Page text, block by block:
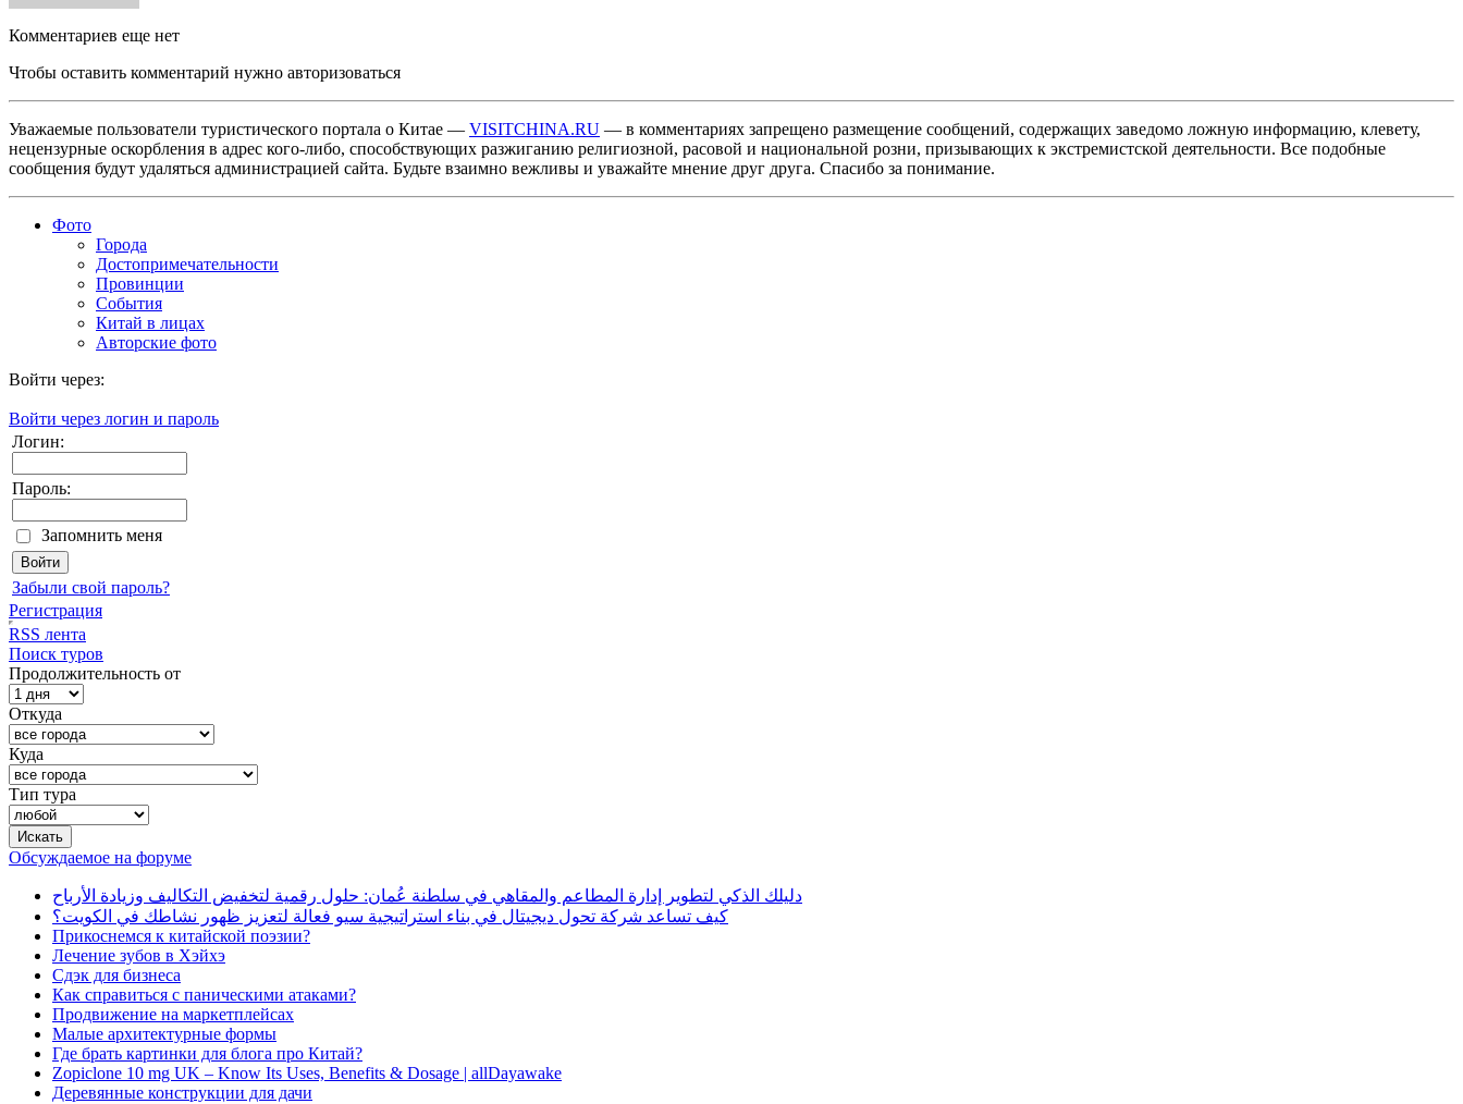
Комментариев еще нет
Чтобы оставить комментарий нужно авторизоваться
Уважаемые пользователи туристического портала о Китае — VISITCHINA.RU — в комментариях запрещено размещение сообщений, содержащих заведомо ложную информацию, клевету,
нецензурные оскорбления в адрес кого-либо, способствующих разжиганию религиозной, расовой и национальной розни, призывающих к экстремистской деятельности. Все подобные
сообщения будут удаляться администрацией сайта. Будьте взаимно вежливы и уважайте мнение друг друга. Спасибо за понимание.
Фото
Города
Достопримечательности
Провинции
События
Китай в лицах
Авторские фото
Войти через:
Войти через логин и пароль
Логин:
Пароль:
Запомнить меня
Забыли свой пароль?
Регистрация
RSS лента
Поиск туров
Продолжительность от
Откуда
Куда
Тип тура
Обсуждаемое на форуме
دليلك الذكي لتطوير إدارة المطاعم والمقاهي في سلطنة عُمان: حلول رقمية لتخفيض التكاليف وزيادة الأرباح
كيف تساعد شركة تحول ديجيتال في بناء استراتيجية سيو فعالة لتعزيز ظهور نشاطك في الكويت؟
Прикоснемся к китайской поэзии?
Лечение зубов в Хэйхэ
Сдэк для бизнеса
Как справиться с паническими атаками?
Продвижение на маркетплейсах
Малые архитектурные формы
Где брать картинки для блога про Китай?
Zopiclone 10 mg UK – Know Its Uses, Benefits & Dosage | allDayawake
Деревянные конструкции для дачи